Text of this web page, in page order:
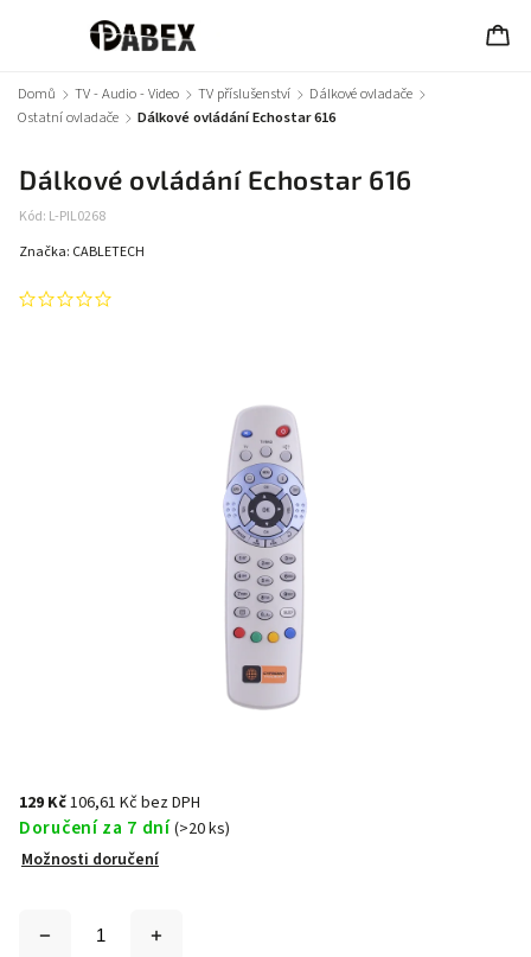
Domů / TV - Audio - Video / TV příslušenství / Dálkové ovladače /
Ostatní ovladače / Dálkové ovládání Echostar 616
Dálkové ovládání Echostar 616
Kód: L-PIL0268
Značka: CABLETECH
129 Kč106,61 Kč bez DPH
Doručení za 7 dní(>20 ks)
Možnosti doručení